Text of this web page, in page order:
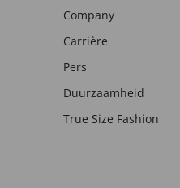
Company
Carrière
Pers
Duurzaamheid
True Size Fashion